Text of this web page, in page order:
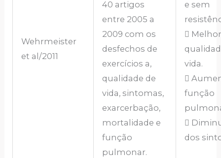
Wehrmeister
et al/2011
40 artigos
entre 2005 a
2009 com os
desfechos de
exercícios a,
qualidade de
vida, sintomas,
exarcerbação,
mortalidade e
função
pulmonar.
e sem

vida.

função

dos